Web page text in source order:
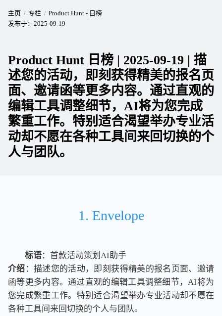
主页 专栏
Product Hunt - 日榜
发布于： 2025-09-19
Product Hunt 日榜 | 2025-09-19 | 描
述您的活动，即刻获得精美的报名页
面、邀请函等更多内容。通过直观的
编辑工具调整细节，AI将为您完成
繁重工作。特别适合渴望举办专业活
动却不愿在各种工具间来回切换的个
人与团队。
1. Envelope
标语：首款活动策划AI助手
介绍 ：描述您的活动，即刻获得精美的报名页面、邀请
函等更多内容。通过直观的编辑工具调整细节，AI将为
您完成繁重工作。特别适合渴望举办专业活动却不愿在
各种工具间来回切换的个人与团队。